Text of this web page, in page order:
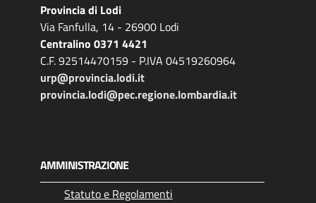
Provincia di Lodi
Via Fanfulla, 14 - 26900 Lodi
Centralino 0371 4421
C.F. 92514470159 - P.IVA 04519260964
urp@provincia.lodi.it
provincia.lodi@pec.regione.lombardia.it
AMMINISTRAZIONE
Statuto e Regolamenti